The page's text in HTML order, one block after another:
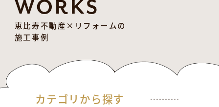
WORKS
恵比寿不動産×リフォームの
施工事例
カテゴリから探す